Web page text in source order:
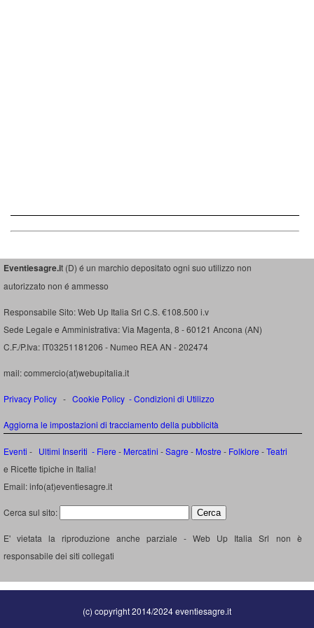
Eventiesagre.it (D) é un marchio depositato ogni suo utilizzo non
autorizzato non é ammesso
Responsabile Sito: Web Up Italia Srl C.S. €108.500 i.v
Sede Legale e Amministrativa: Via Magenta, 8 - 60121 Ancona (AN)
C.F./P.Iva: IT03251181206 - Numeo REA AN - 202474
mail: commercio(at)webupitalia.it
Privacy Policy - Cookie Policy -Condizioni di Utilizzo
Aggiorna le impostazioni di tracciamento della pubblicità
Eventi - Ultimi Inseriti - Fiere - Mercatini -Sagre - Mostre - Folklore -Teatri
e Ricette tipiche in Italia!
Email: info(at)eventiesagre.it
Cerca sul sito:
E' vietata la riproduzione anche parziale - Web Up Italia Srl non è
responsabile dei siti collegati
(c) copyright 2014/2024 eventiesagre.it